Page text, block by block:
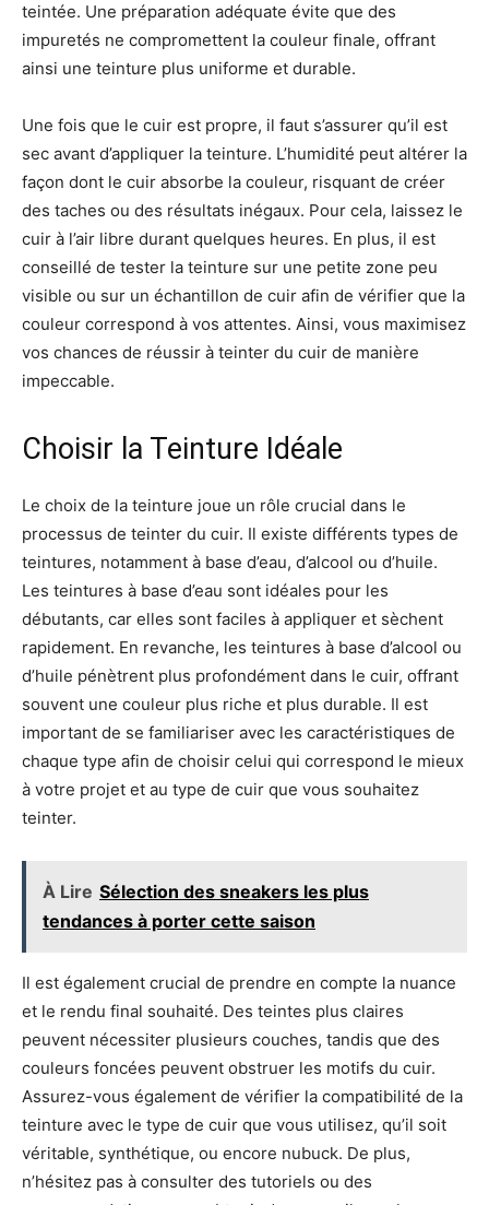
teintée. Une préparation adéquate évite que des
impuretés ne compromettent la couleur finale, offrant
ainsi une teinture plus uniforme et durable.
Une fois que le cuir est propre, il faut s’assurer qu’il est
sec avant d’appliquer la teinture. L’humidité peut altérer la
façon dont le cuir absorbe la couleur, risquant de créer
des taches ou des résultats inégaux. Pour cela, laissez le
cuir à l’air libre durant quelques heures. En plus, il est
conseillé de tester la teinture sur une petite zone peu
visible ou sur un échantillon de cuir afin de vérifier que la
couleur correspond à vos attentes. Ainsi, vous maximisez
vos chances de réussir à teinter du cuir de manière
impeccable.
Choisir la Teinture Idéale
Le choix de la teinture joue un rôle crucial dans le
processus de teinter du cuir. Il existe différents types de
teintures, notamment à base d’eau, d’alcool ou d’huile.
Les teintures à base d’eau sont idéales pour les
débutants, car elles sont faciles à appliquer et sèchent
rapidement. En revanche, les teintures à base d’alcool ou
d’huile pénètrent plus profondément dans le cuir, offrant
souvent une couleur plus riche et plus durable. Il est
important de se familiariser avec les caractéristiques de
chaque type afin de choisir celui qui correspond le mieux
à votre projet et au type de cuir que vous souhaitez
teinter.
À Lire Sélection des sneakers les plus
tendances à porter cette saison
Il est également crucial de prendre en compte la nuance
et le rendu final souhaité. Des teintes plus claires
peuvent nécessiter plusieurs couches, tandis que des
couleurs foncées peuvent obstruer les motifs du cuir.
Assurez-vous également de vérifier la compatibilité de la
teinture avec le type de cuir que vous utilisez, qu’il soit
véritable, synthétique, ou encore nubuck. De plus,
n’hésitez pas à consulter des tutoriels ou des